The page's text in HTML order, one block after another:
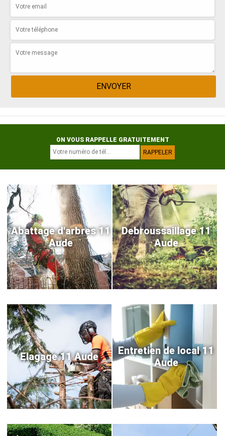
ON VOUS RAPPELLE GRATUITEMENT
Abattage d'arbres 11
Aude
Debroussaillage 11
Aude
Elagage 11 Aude
Entretien de local 11
Aude